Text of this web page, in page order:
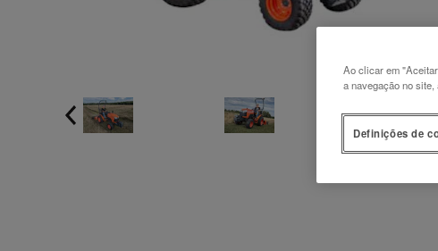
Ao clicar em
a navegação no
Definições de